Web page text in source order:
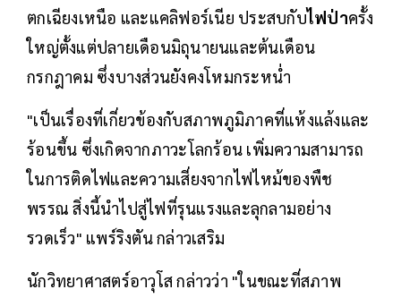
ตกเฉียงเหนือ และแคลิฟอร์เนีย ประสบกับไฟป่าครั้ง
ใหญ่ตั้งแต่ปลายเดือนมิถุนายนและต้นเดือน
กรกฎาคม ซึ่งบางส่วนยังคงโหมกระหน่ำ
"เป็นเรื่องที่เกี่ยวข้องกับสภาพภูมิภาคที่แห้งแล้งและ
ร้อนขึ้น ซึ่งเกิดจากภาวะโลกร้อน เพิ่มความสามารถ
ในการติดไฟและความเสี่ยงจากไฟไหม้ของพืช
พรรณ สิ่งนี้นำไปสู่ไฟที่รุนแรงและลุกลามอย่าง
รวดเร็ว" แพร์ริงตัน กล่าวเสริม
นักวิทยาศาสตร์อาวุโส กล่าวว่า "ในขณะที่สภาพ